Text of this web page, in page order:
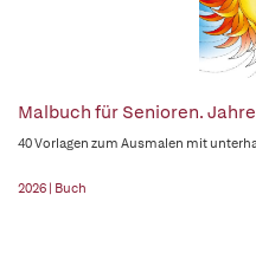
Malbuch für Senioren.
40 Vorlagen zum Ausmalen mit
2026 | Buch